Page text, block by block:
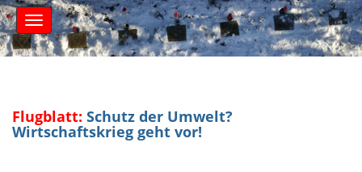
M
a
i
n
u
S
k
i
p
c
o
Flugblatt: Schutz der Umwelt?
Wirtschaftskrieg geht vor!